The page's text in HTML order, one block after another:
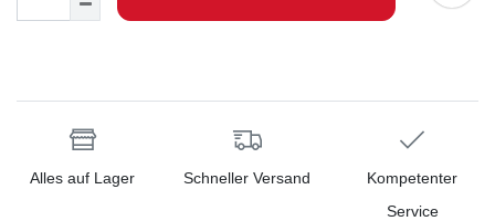
Alles auf Lager Schneller Versand
Kompetenter
Service